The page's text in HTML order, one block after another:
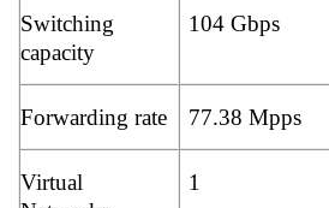
Switching
capacity
104 Gbps
Forwarding rate 77.38 Mpps
Virtual
1